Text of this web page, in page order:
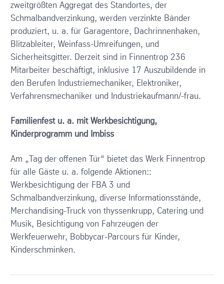
zweitgrößten Aggregat des Standortes, der
Schmalbandverzinkung, werden verzinkte Bänder
produziert, u. a. für Garagentore, Dachrinnenhaken,
Blitzableiter, Weinfass-Umreifungen, und
Sicherheitsgitter. Derzeit sind in Finnentrop 236
Mitarbeiter beschäftigt, inklusive 17 Auszubildende in
den Berufen Industriemechaniker, Elektroniker,
Verfahrensmechaniker und Industriekaufmann/-frau.
Familienfest u. a. mit Werkbesichtigung,
Kinderprogramm und Imbiss
Am „Tag der offenen Tür“ bietet das Werk Finnentrop
für alle Gäste u. a. folgende Aktionen::
Werkbesichtigung der FBA 3 und
Schmalbandverzinkung, diverse Informationsstände,
Merchandising-Truck von thyssenkrupp, Catering und
Musik, Besichtigung von Fahrzeugen der
Werkfeuerwehr, Bobbycar-Parcours für Kinder,
Kinderschminken.